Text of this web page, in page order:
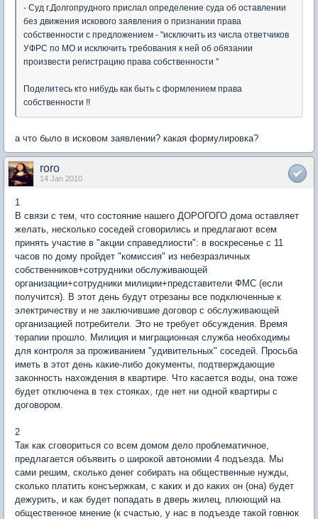
- Суд г.Долгопрудного прислал определение суда об оставлении
без движения искового заявления о признании права
собственности с предложением - "исключить из числа ответчиков
УФРС по МО и исключить требования к ней об обязании
произвести регистрацию права собственности "
Поделитесь кто нибудь как быть с формлением права
собственности !!
а что было в исковом заявлении? какая формулировка?
roro
14 Jan 2010
1
В связи с тем, что состояние нашего ДОРОГОГО дома оставляет
желать, несколько соседей сговорились и предлагают всем
принять участие в "акции справедлиости": в воскресенье с 11
часов по дому пройдет "комиссия" из небезразличных
собственников+сотрудники обслуживающей
организации+сотрудники милиции+представители ФМС (если
получится). В этот день будут отрезаны все подключенные к
электричеству и не заключившие договор с обслуживающей
организацией потребители. Это не требует обсуждения. Время
терапии прошло. Милиция и миграционная служба необходимы
для контроля за проживанием "удивительных" соседей. Просьба
иметь в этот день какие-либо документы, подтверждающие
законность нахождения в квартире. Что касается воды, она тоже
будет отключена в тех стояках, где нет ни одной квартиры с
договором.
2
Так как сговориться со всем домом дело проблематичное,
предлагается объявить о широкой автономии 4 подъезда. Мы
сами решим, сколько денег собирать на общественные нужды,
сколько платить консъержкам, с каких и до каких он (она) будет
дежурить, и как будет попадать в дверь жилец, плюющий на
общественное мнение (к счастью, у нас в подъезде такой говнюк